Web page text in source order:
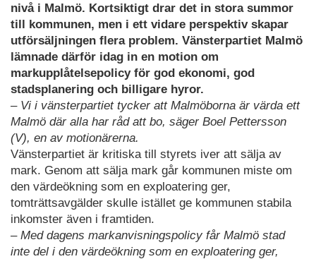
nivå i Malmö. Kortsiktigt drar det in stora summor
till kommunen, men i ett vidare perspektiv skapar
utförsäljningen flera problem. Vänsterpartiet Malmö
lämnade därför idag in en motion om
markupplåtelsepolicy för god ekonomi, god
stadsplanering och billigare hyror.
– Vi i vänsterpartiet tycker att Malmöborna är värda ett
Malmö där alla har råd att bo, säger Boel Pettersson
(V), en av motionärerna.
Vänsterpartiet är kritiska till styrets iver att sälja av
mark. Genom att sälja mark går kommunen miste om
den värdeökning som en exploatering ger,
tomträttsavgälder skulle istället ge kommunen stabila
inkomster även i framtiden.
– Med dagens markanvisningspolicy får Malmö stad
inte del i den värdeökning som en exploatering ger,